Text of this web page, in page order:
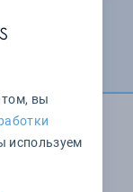
вы
используем